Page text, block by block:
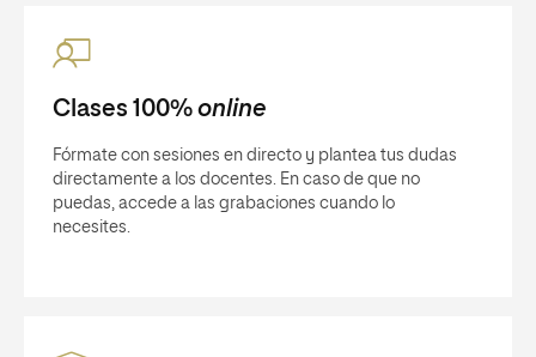
Clases 100% online
Fórmate con sesiones en directo y plantea tus dudas
directamente a los docentes. En caso de que no
puedas, accede a las grabaciones cuando lo
necesites.